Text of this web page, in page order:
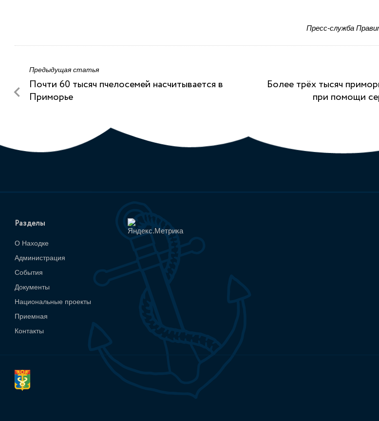
Пресс-служба
Предыдущая статья
Почти 60 тысяч пчелосемей насчитывается в
Приморье
Более трёх тысяч
при помощи
Разделы
О Находке
Администрация
События
Документы
Национальные проекты
Приемная
Контакты